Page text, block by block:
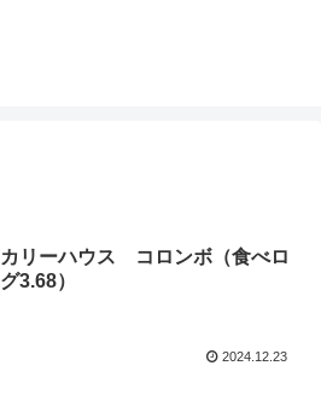
カリーハウス コロンボ（食べロ
グ3.68）
2024.12.23